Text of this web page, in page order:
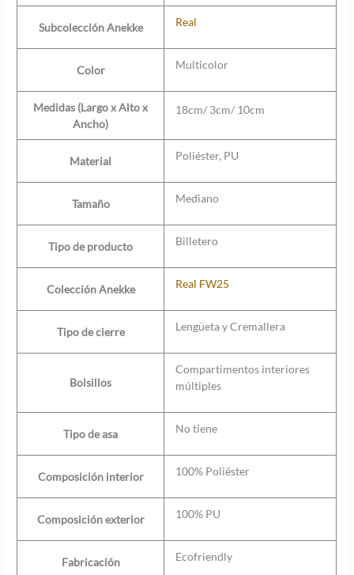
Subcolección Anekke Real
Color Multicolor
Medidas (Largo x Alto x
Ancho)
18cm/ 3cm/ 10cm
Material Poliéster, PU
Tamaño Mediano
Tipo de producto Billetero
Colección Anekke Real FW25
Tipo de cierre Lengüeta y Cremallera
Bolsillos
Compartimentos interiores
múltiples
Tipo de asa No tiene
Composición interior 100% Poliéster
Composición exterior 100% PU
Fabricación Ecofriendly